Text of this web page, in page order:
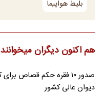
بلیط هواپیما
هم اکنون دیگران میخوانند
صدور ۱۰ فقره حکم قصاص
دیوان عالی کشور